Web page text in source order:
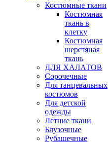
Костюмные ткани
Костюмная
ткань в
клетку
Костюмная
шерстяная
ткань
ДЛЯ ХАЛАТОВ
Сорочечные
Для танцевальных
костюмов
Для детской
одежды
Летние ткани
Блузочные
Рубашечные